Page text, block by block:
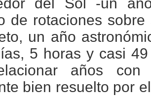
del Sol -un
de rotaciones
un año
5 horas y casi
años con
bien resuelto por